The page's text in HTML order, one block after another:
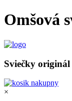
Omšová
Sviečky
×